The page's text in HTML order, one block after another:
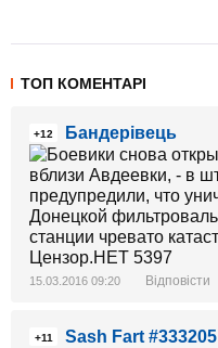
ТОП КОМЕНТАРІ
+12 Бандерівець
15.03.2016 09:20 Відповісти
+11
Sash Fart #333205